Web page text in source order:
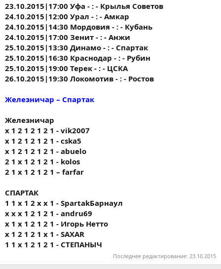
23.10.2015|17:00 Уфа - : - Крылья Советов
24.10.2015|12:00 Урал - : - Амкар
24.10.2015|14:30 Мордовия - : - Кубань
24.10.2015|17:00 Зенит - : - Анжи
25.10.2015|13:30 Динамо - : - Спартак
25.10.2015|16:30 Краснодар - : - Рубин
25.10.2015|19:00 Терек - : - ЦСКА
26.10.2015|19:30 Локомотив - : - Ростов
Железничар – Спартак
Железничар
x 1 2 1 2 1 2 1 - vik2007
x 1 2 1 2 1 2 1 - cska5
x 1 2 1 2 1 2 1 - abuelo
2 1 x 1 2 1 2 1 - kolos
2 1 x 1 2 1 2 1 – farfar
СПАРТАК
1 1 х 1 2 х х 1 - SpartakБарнаул
х х х 1 2 1 2 1 - andru69
х 1 х 1 2 1 2 1 - Игорь Нетто
x 1 2 1 2 1 x 1 - SAXAR
1 1 х 1 2 1 2 1 - СТЕПАНЫЧ
Последнее редактирование: 23.10.2015